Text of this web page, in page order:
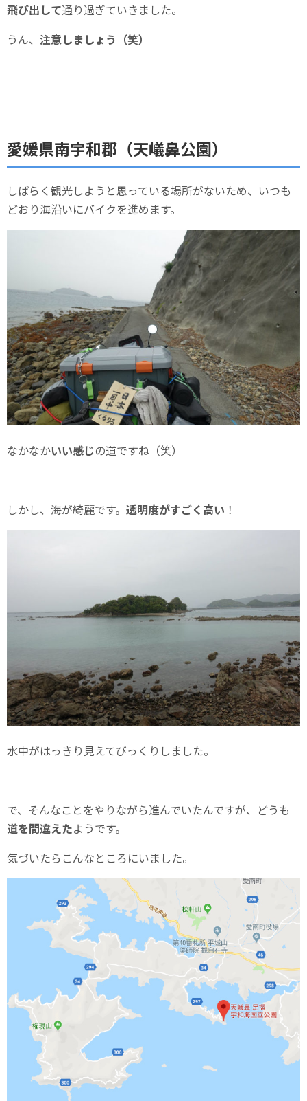
飛び出して通り過ぎていきました。
うん、 注意しましょう（笑）
愛媛県南宇和郡（天嶬鼻公園）
しばらく観光しようと思っている場所がないため、いつも
どおり海沿いにバイクを進めます。
なかなかいい感じの道ですね（笑）
しかし、海が綺麗です。 透明度がすごく高い ！
水中がはっきり見えてびっくりしました。
で、そんなことをやりながら進んでいたんですが、どうも
道を間違えたようです。
気づいたらこんなところにいました。